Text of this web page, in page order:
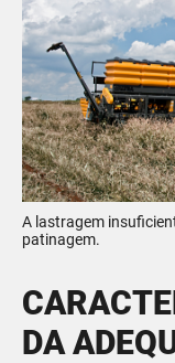
A lastragem
patinagem.
DA